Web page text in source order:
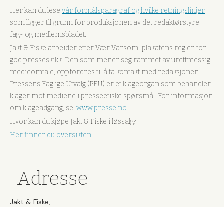
Her kan du lese vår formålsparagraf og hvilke retningslinjer
som ligger til grunn for produksjonen av det redaktørstyre
fag- og medlemsbladet.
Jakt & Fiske arbeider etter Vær Varsom-plakatens regler for
god presseskikk. Den som mener seg rammet av urettmessig
medieomtale, oppfordres til å ta kontakt med redaksjonen.
Pressens Faglige Utvalg (PFU) er et klageorgan som behandler
klager mot mediene i presseetiske spørsmål. For informasjon
om klageadgang, se: www.presse.no
Hvor kan du kjøpe Jakt & Fiske i løssalg?
Her finner du oversikten
Adresse
Jakt & Fiske,